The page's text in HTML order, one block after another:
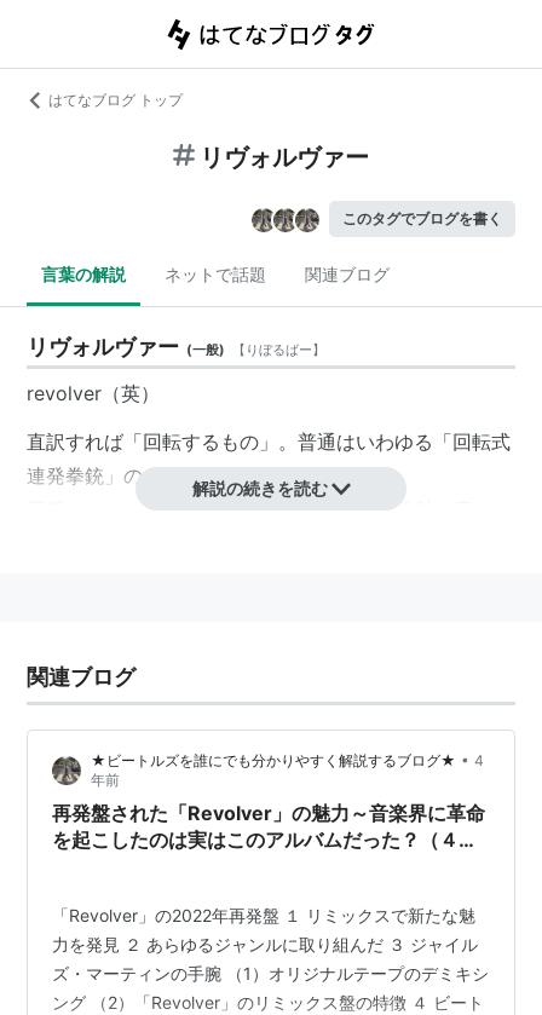
はてなブログ トップ
リヴォルヴァー
このタグでブログを書く
言葉の解説 ネットで話題 関連ブログ
リヴォルヴァー (一般) 【 りぼるばー】
revolver（英）
直訳すれば「回転するもの」。普通はいわゆる「回転式
連発拳銃」のこと。
円筒（シリンダー）の弾倉兼薬室を持ち、発射の度にそ
大昔、まだ銃器が火縄式や燧発式だった時代は、ピスト
ルも先込め式の単発銃しか存在できなかった。といって
り返され、多銃身化などが行われていた。
さて、技術の進歩によって元込め式の銃が製造可能にな
分(薬室)だけ増やせばいいんじゃないの？」
というアイデアが出てくる。もちろん加工精度は従来の
銃よりも遙かに高度なものが要求されることになるが、
解説の続きを読む
関連ブログ
★ビートルズを誰にでも分かりやすく解説するブログ★ • 4
年前
再発盤された「Revolver」の魅力～音楽界に革命
を起こしたのは実はこのアルバムだった？（４０
「Revolver」の2022年再発盤 １ リミックスで新たな魅
力を発見 ２ あらゆるジャンルに取り組んだ ３ ジャイル
ズ・マーティンの手腕 （1）オリジナルテープのデミキシ
ング （2）「Revolver」のリミックス盤の特徴 ４ ビート